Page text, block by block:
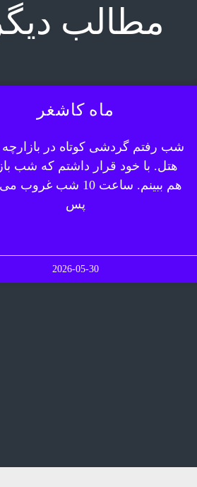
مطالب
ماه کاشغر
شب رفتم گردشی کوتاه در بازارچه
هتل. با خود قرار داشتم که شب
هم ببینم. ساعت 10 شب
پس
2026-05-30